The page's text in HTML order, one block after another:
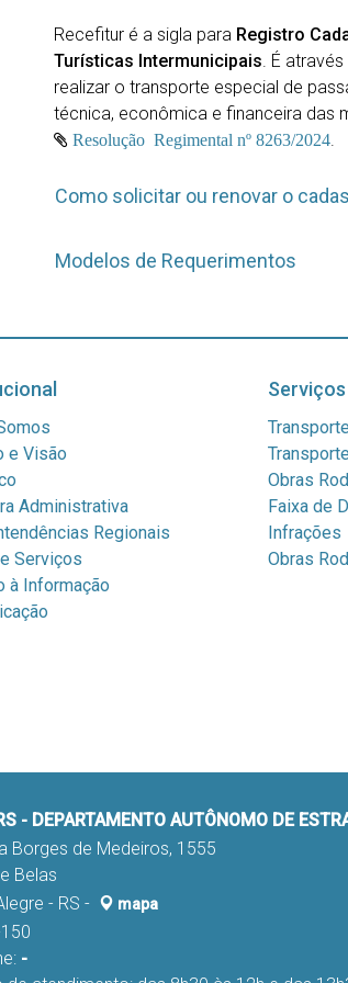
Recefitur é a sigla para Registro
Turísticas Intermunicipais. É
realizar o transporte especial de
técnica, econômica e financeira das
Resolução Regimental nº 8263/2024.
Como solicitar ou renovar o
Modelos de Requerimentos
e Visão
Administrativa
Regionais
Serviços
à Informação
Serviços
Obras
Faixa de
Infrações
Obras
- DEPARTAMENTO AUTÔNOMO DE
Borges de Medeiros, 1555
Belas
- RS -
mapa
-